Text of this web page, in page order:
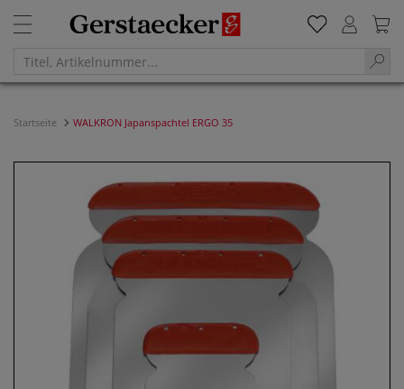
Startseite WALKRON Japanspachtel ERGO 35